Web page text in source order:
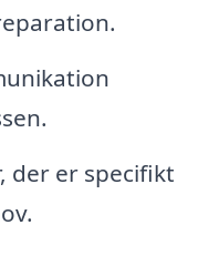
der er specifikt